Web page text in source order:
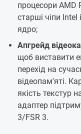
процесори AMD
старші чіпи
ядро;
Апгрейд
щоб виставити
перехід на
відеопам'яті.
якість текстур
адаптер
3/FSR 3.